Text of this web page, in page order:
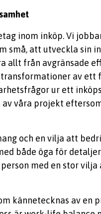
inom inköp. Vi
små, att utveckla sin
allt från avgränsade
av ett
ur ett
våra projekt
och en vilja att
både öga för
med en stor
kännetecknas av en